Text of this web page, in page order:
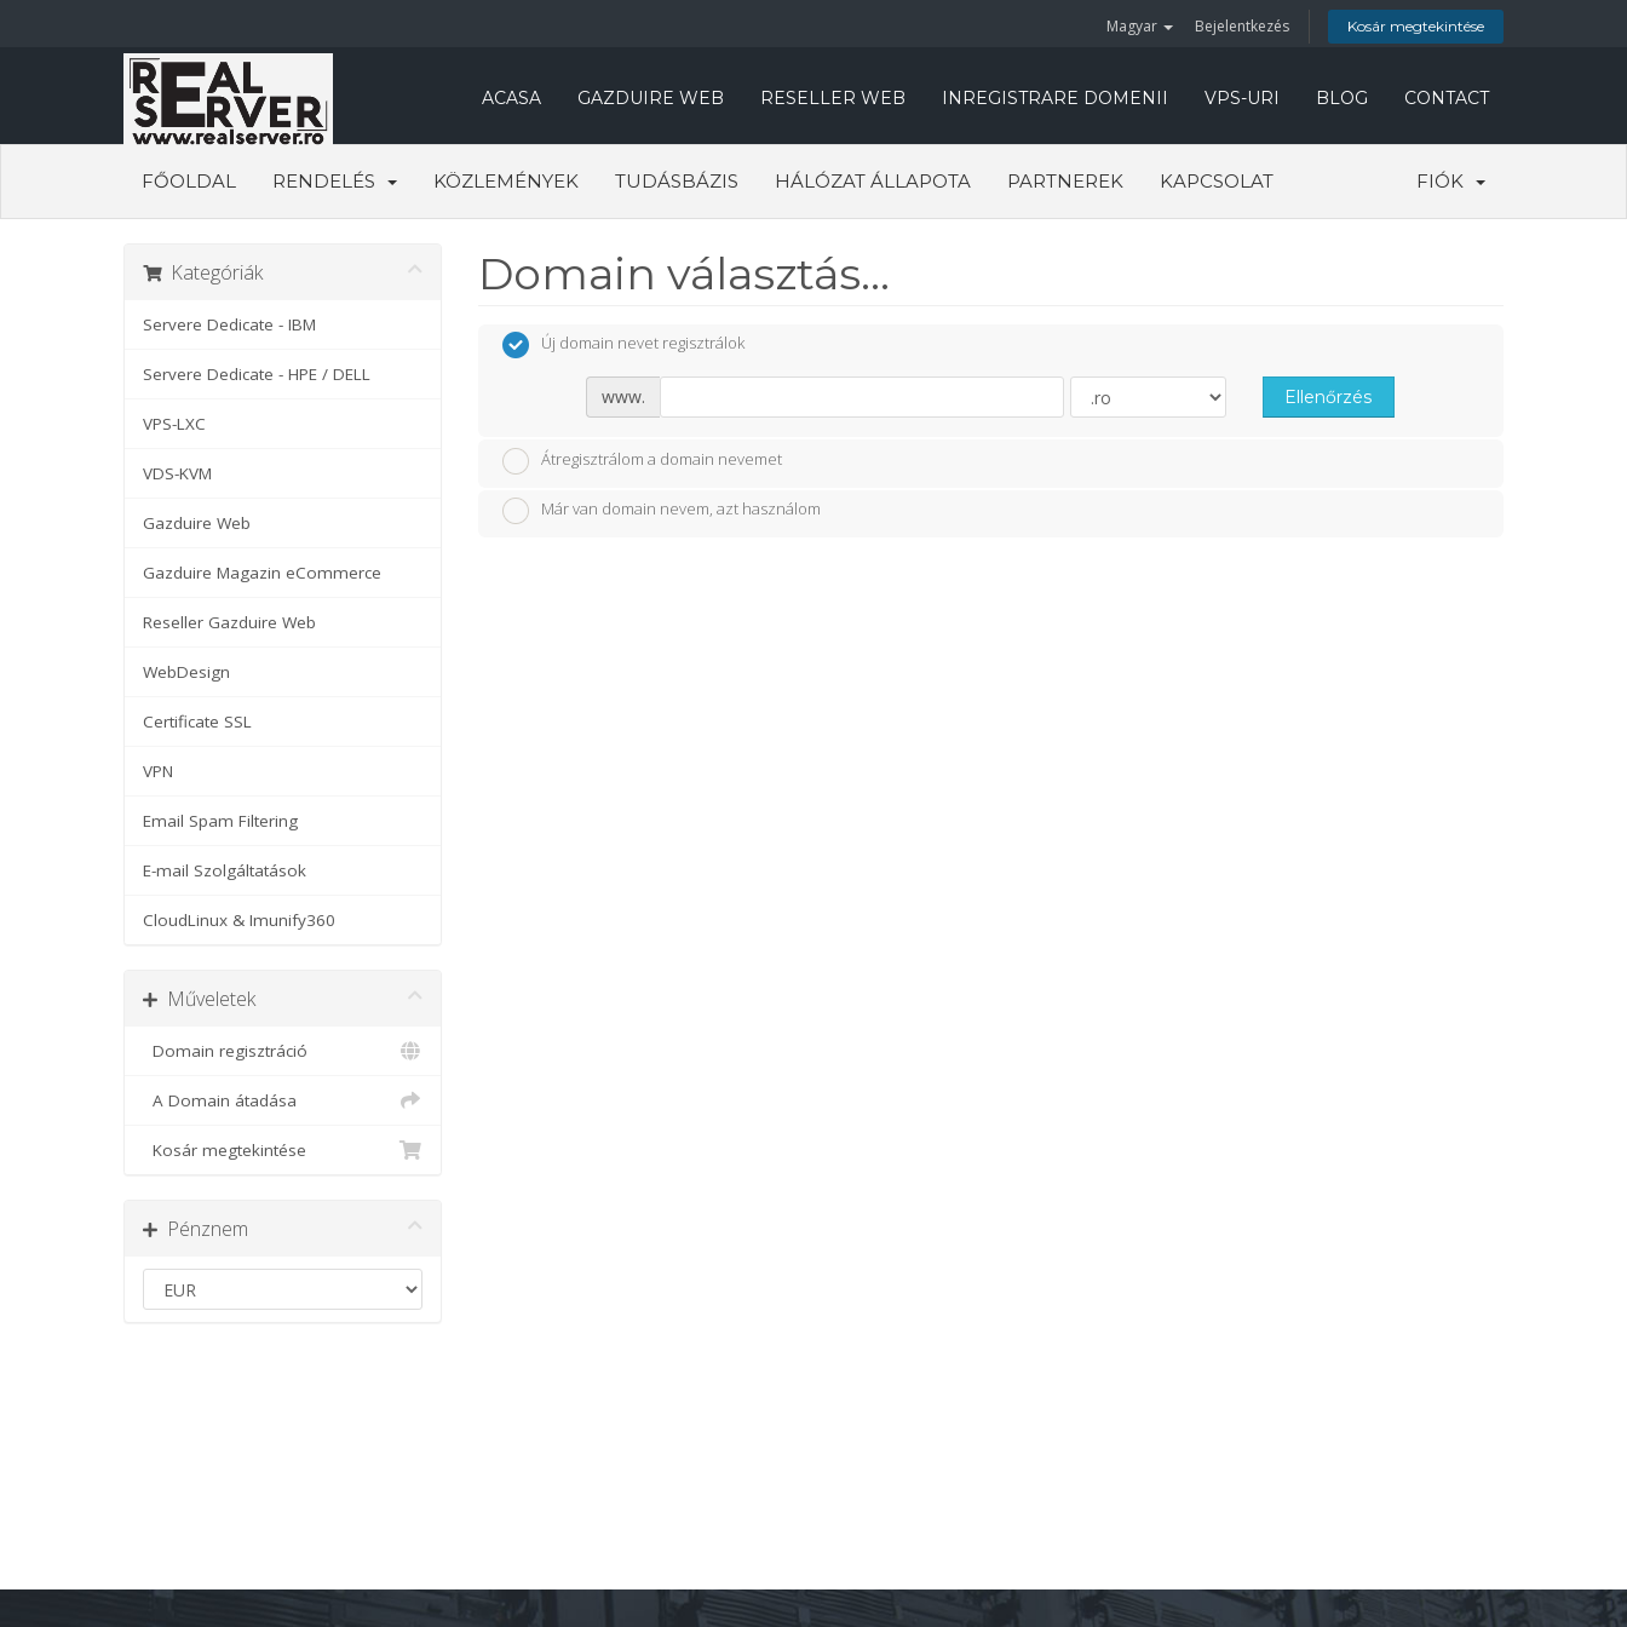
Magyar Bejelentkezés Kosár megtekintése
ACASA GAZDUIRE WEB RESELLER WEB INREGISTRARE DOMENII VPS-URI BLOG CONTACT
FŐOLDAL RENDELÉS KÖZLEMÉNYEK TUDÁSBÁZIS HÁLÓZAT ÁLLAPOTA PARTNEREK KAPCSOLAT FIÓK
Kategóriák
Servere Dedicate - IBM
Servere Dedicate - HPE / DELL
VPS-LXC
VDS-KVM
Gazduire Web
Gazduire Magazin eCommerce
Reseller Gazduire Web
WebDesign
Certificate SSL
VPN
Email Spam Filtering
E-mail Szolgáltatások
CloudLinux & Imunify360
Műveletek
Domain regisztráció
A Domain átadása
Kosár megtekintése
Pénznem
Domain választás...
Új domain nevet regisztrálok
www. Ellenőrzés
Átregisztrálom a domain nevemet
Már van domain nevem, azt használom